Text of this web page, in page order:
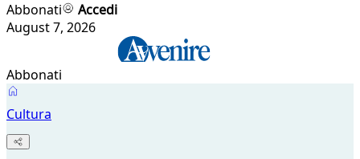
Abbonati
Accedi
August 7, 2026
Abbonati
Cultura